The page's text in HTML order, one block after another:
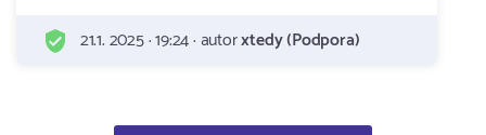
21.1. 2025 · 19:24 · autorxtedy (Podpora)